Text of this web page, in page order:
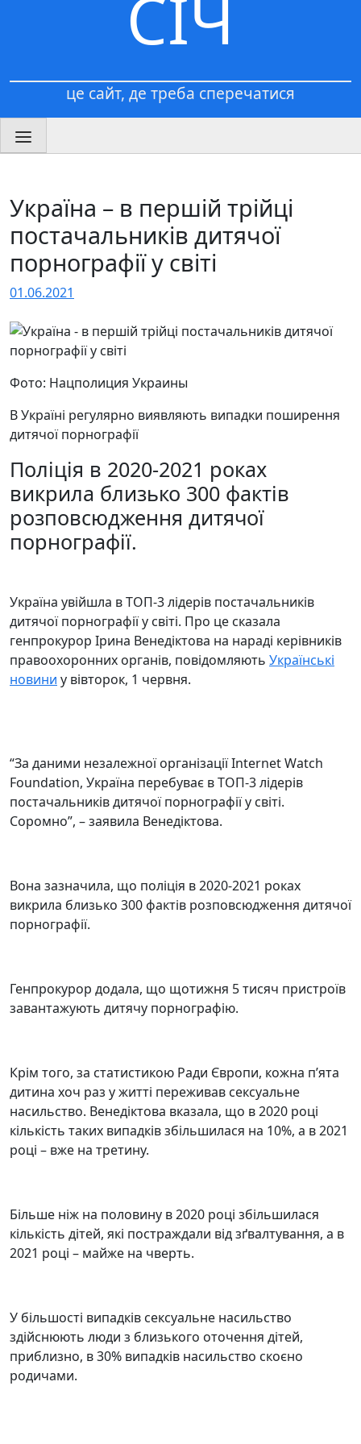
СІЧ
це сайт, де треба сперечатися
Україна – в першій трійці
постачальників дитячої
порнографії у світі
01.06.2021
Фото: Нацполиция Украины
В Україні регулярно виявляють випадки поширення
дитячої порнографії
Поліція в 2020-2021 роках
викрила близько 300 фактів
розповсюдження дитячої
порнографії.
Україна увійшла в ТОП-3 лідерів постачальників
дитячої порнографії у світі. Про це сказала
генпрокурор Ірина Венедіктова на нараді керівників
правоохоронних органів, повідомляють Українськi
новини у вівторок, 1 червня.
“За даними незалежної організації Internet Watch
Foundation, Україна перебуває в ТОП-3 лідерів
постачальників дитячої порнографії у світі.
Соромно”, – заявила Венедіктова.
Вона зазначила, що поліція в 2020-2021 роках
викрила близько 300 фактів розповсюдження дитячої
порнографії.
Генпрокурор додала, що щотижня 5 тисяч пристроїв
завантажують дитячу порнографію.
Крім того, за статистикою Ради Європи, кожна п’ята
дитина хоч раз у житті переживав сексуальне
насильство. Венедіктова вказала, що в 2020 році
кількість таких випадків збільшилася на 10%, а в 2021
році – вже на третину.
Більше ніж на половину в 2020 році збільшилася
кількість дітей, які постраждали від зґвалтування, а в
2021 році – майже на чверть.
У більшості випадків сексуальне насильство
здійснюють люди з близького оточення дітей,
приблизно, в 30% випадків насильство скоєно
родичами.